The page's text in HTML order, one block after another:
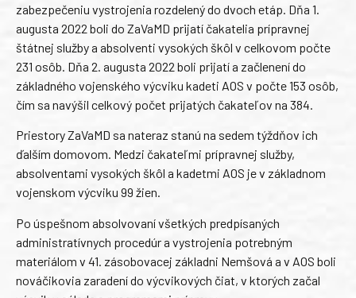
zabezpečeniu vystrojenia rozdelený do dvoch etáp. Dňa 1.
augusta 2022 boli do ZaVaMD prijatí čakatelia prípravnej
štátnej služby a absolventi vysokých škôl v celkovom počte
231 osôb. Dňa 2. augusta 2022 boli prijatí a začlenení do
základného vojenského výcviku kadeti AOS v počte 153 osôb,
čím sa navýšil celkový počet prijatých čakateľov na 384.
Priestory ZaVaMD sa nateraz stanú na sedem týždňov ich
ďalším domovom. Medzi čakateľmi prípravnej služby,
absolventami vysokých škôl a kadetmi AOS je v základnom
vojenskom výcviku 99 žien.
Po úspešnom absolvovaní všetkých predpísaných
administratívnych procedúr a vystrojenia potrebným
materiálom v 41. zásobovacej základni Nemšová a v AOS boli
nováčikovia zaradení do výcvikových čiat, v ktorých začal